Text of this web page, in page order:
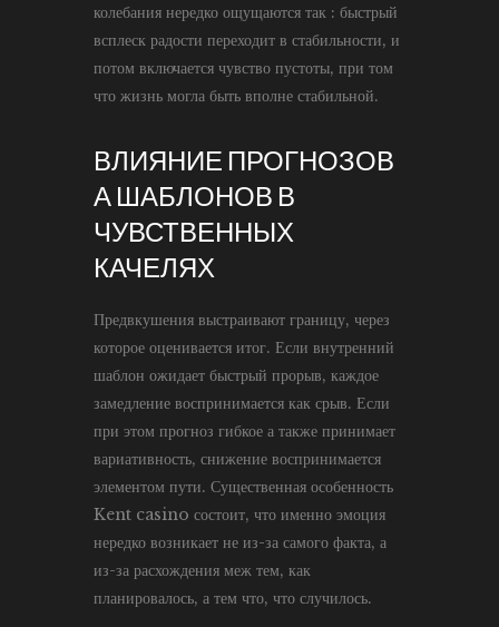
колебания нередко ощущаются так : быстрый
всплеск радости переходит в стабильности, и
потом включается чувство пустоты, при том
что жизнь могла быть вполне стабильной.
ВЛИЯНИЕ ПРОГНОЗОВ
А ШАБЛОНОВ В
ЧУВСТВЕННЫХ
КАЧЕЛЯХ
Предвкушения выстраивают границу, через
которое оценивается итог. Если внутренний
шаблон ожидает быстрый прорыв, каждое
замедление воспринимается как срыв. Если
при этом прогноз гибкое а также принимает
вариативность, снижение воспринимается
элементом пути. Существенная особенность
Kent casino состоит, что именно эмоция
нередко возникает не из-за самого факта, а
из-за расхождения меж тем, как
планировалось, а тем что, что случилось.